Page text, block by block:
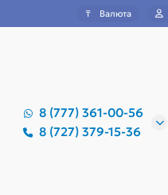
₸ Валюта
8 (777) 361-00-56
8 (727) 379-15-36